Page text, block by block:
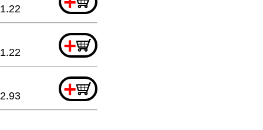
1.22
+
1.22
+
2.93